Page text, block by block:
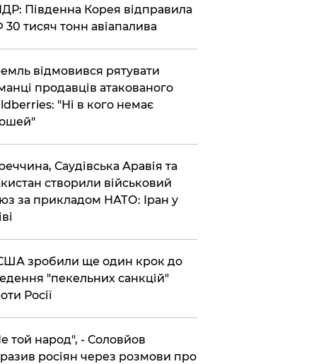
Південна Корея відправила
30 тисяч тонн авіапалива
відмовився рятувати
продавців атакованого
"Ні в кого немає
Саудівська Аравія та
створили військовий
за прикладом НАТО: Іран у
зробили ще один крок до
"пекельних санкцій"
Росії
той народ", - Соловйов
росіян через розмови про